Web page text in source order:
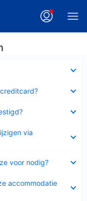
via
voor nodig?
accommodatie